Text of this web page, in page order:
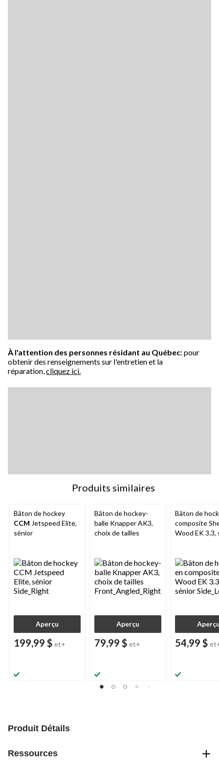
À l'attention des personnes résidant au Québec: pour
obtenir des renseignements sur l'entretien et la
réparation,cliquez ici.
Produits similaires
Bâton de hockey
CCM Jetspeed Elite,
sénior
Aperçu
199,99 $ et+
Bâton de hockey-
balle Knapper AK3,
choix de tailles
Aperçu
79,99 $ et+
Bâton de
composite
Wood EK 3.3,
54,99 $
Produit Détails
Ressources